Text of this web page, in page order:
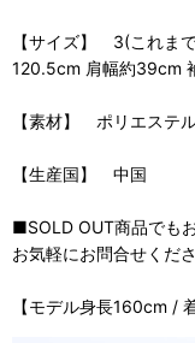
【サイズ】 3(これま
120.5cm 肩幅約39cm
【素材】 ポリエステ
【生産国】 中国
■SOLD OUT商品でも
お気軽にお問合せくださ
【モデル身長160cm /